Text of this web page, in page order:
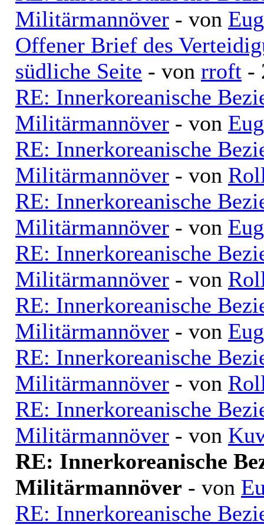
Militärmannöver - von
Offener Brief des
südliche Seite - von rroft -
RE: Innerkoreanische
Militärmannöver - von
RE: Innerkoreanische
Militärmannöver - von
RE: Innerkoreanische
Militärmannöver - von
RE: Innerkoreanische
Militärmannöver - von
RE: Innerkoreanische
Militärmannöver - von
RE: Innerkoreanische
Militärmannöver - von
RE: Innerkoreanische
Militärmannöver - von
RE: Innerkoreanische
Militärmannöver - von
RE: Innerkoreanische